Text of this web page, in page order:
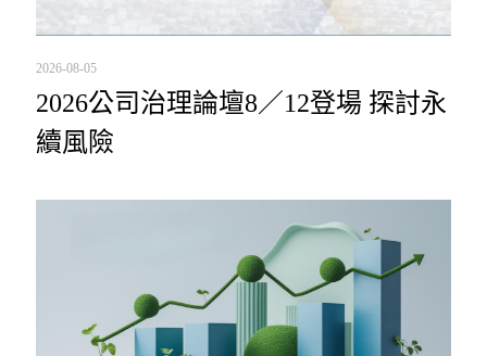
2026-08-05
2026公司治理論壇8／12登場 探討永
續風險